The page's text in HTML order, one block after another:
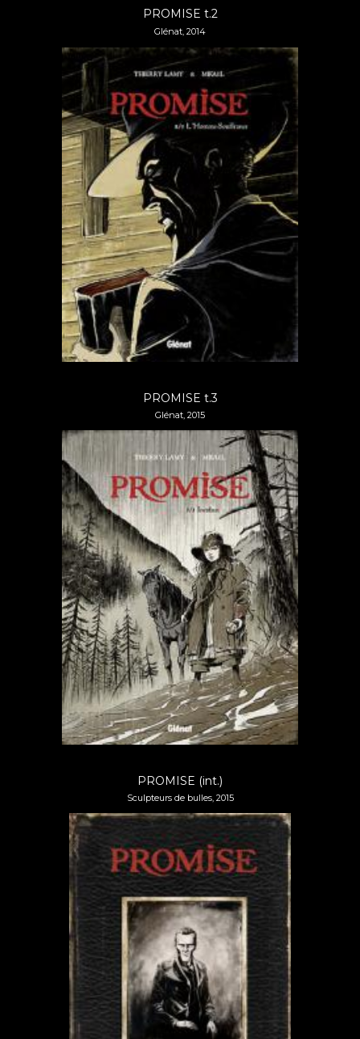
PROMISE t.2
Glénat, 2014
PROMISE t.3
Glénat, 2015
PROMISE (int.)
Sculpteurs de bulles, 2015